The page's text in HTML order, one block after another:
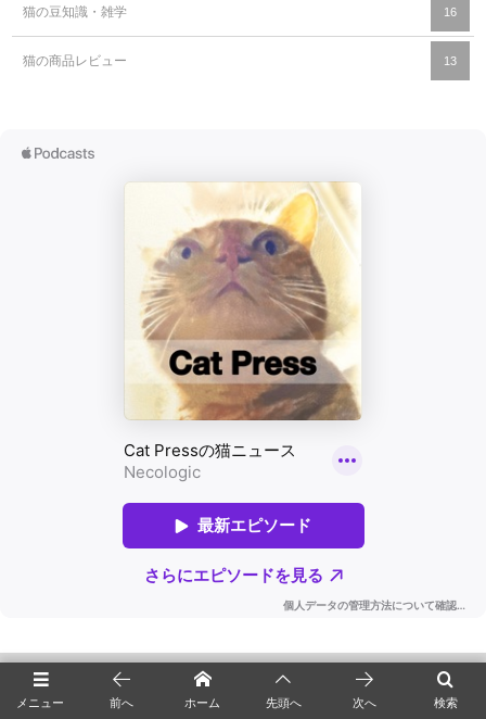
猫の豆知識・雑学 16
猫の商品レビュー 13
▼広告なしで記事を読めるニャ▼
メニュー 検索
前へ ホーム 先頭へ 次へ